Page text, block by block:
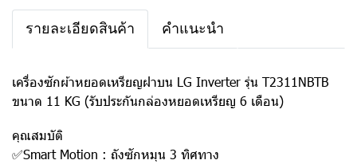
รายละเอียดสินค้า คำแนะนำ
เครื่องซักผ้าหยอดเหรียญฝาบน LG Inverter รุ่น T2311NBTB
ขนาด 11 KG (รับประกันกล่องหยอดเหรียญ 6 เดือน)
คุณสมบัติ
✅Smart Motion : ถังซักหมุน 3 ทิศทาง